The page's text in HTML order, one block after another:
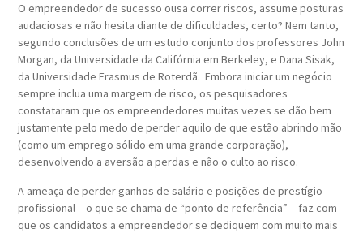
O empreendedor de sucesso ousa correr riscos, assume posturas
audaciosas e não hesita diante de dificuldades, certo? Nem tanto,
segundo conclusões de um estudo conjunto dos professores John
Morgan, da Universidade da Califórnia em Berkeley, e Dana Sisak,
da Universidade Erasmus de Roterdã. Embora iniciar um negócio
sempre inclua uma margem de risco, os pesquisadores
constataram que os empreendedores muitas vezes se dão bem
justamente pelo medo de perder aquilo de que estão abrindo mão
(como um emprego sólido em uma grande corporação),
desenvolvendo a aversão a perdas e não o culto ao risco.
A ameaça de perder ganhos de salário e posições de prestígio
profissional – o que se chama de “ponto de referência” – faz com
que os candidatos a empreendedor se dediquem com muito mais